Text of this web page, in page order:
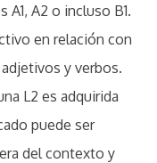
A1, A2 o incluso B1.
en relación con
y verbos.
L2 es adquirida
puede ser
del contexto y